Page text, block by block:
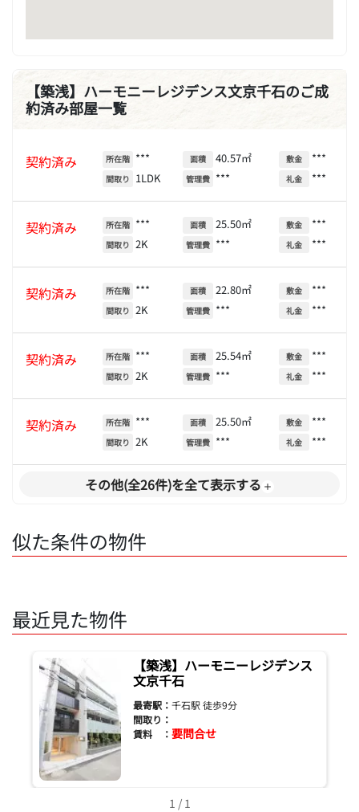
【築浅】ハーモニーレジデンス文京千石のご成
約済み部屋一覧
契約済み 所在階 ***
間取り 1LDK
面積 40.57㎡
管理費 ***
敷金 ***
礼金 ***
契約済み 所在階 ***
間取り 2K
面積 25.50㎡
管理費 ***
敷金 ***
礼金 ***
契約済み 所在階 ***
間取り 2K
面積 22.80㎡
管理費 ***
敷金 ***
礼金 ***
契約済み 所在階 ***
間取り 2K
面積 25.54㎡
管理費 ***
敷金 ***
礼金 ***
契約済み 所在階 ***
間取り 2K
面積 25.50㎡
管理費 ***
敷金 ***
礼金 ***
その他(全26件)を全て表示する
似た条件の物件
最近見た物件
【築浅】ハーモニーレジデンス
文京千石
最寄駅： 千石駅 徒歩9分
間取り：
賃料 ： 要問合せ
1 / 1